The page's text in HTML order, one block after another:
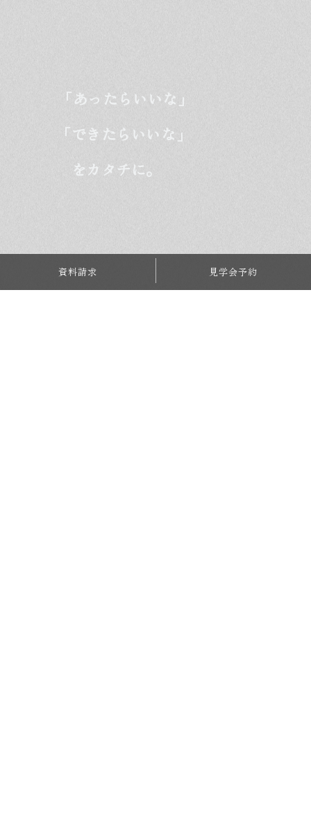
「あったらいいな」
「できたらいいな」
をカタチに。
資料請求 見学会予約